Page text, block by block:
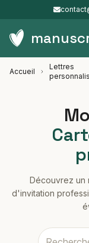
Accueil
Lettres
Découvrez un
d'invitation